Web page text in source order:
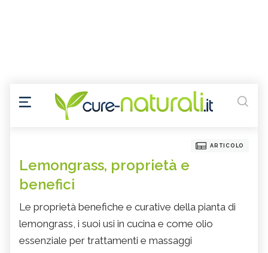
ARTICOLO
Lemongrass, proprietà e
benefici
Le proprietà benefiche e curative della pianta di
lemongrass, i suoi usi in cucina e come olio
essenziale per trattamenti e massaggi